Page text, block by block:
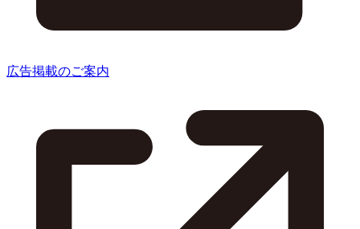
広告掲載のご案内